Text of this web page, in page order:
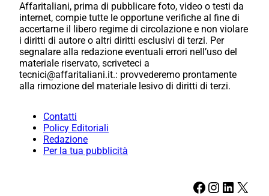
Affaritaliani, prima di pubblicare foto, video o testi da
internet, compie tutte le opportune verifiche al fine di
accertarne il libero regime di circolazione e non violare
i diritti di autore o altri diritti esclusivi di terzi. Per
segnalare alla redazione eventuali errori nell’uso del
materiale riservato, scriveteci a
tecnici@affaritaliani.it.: provvederemo prontamente
alla rimozione del materiale lesivo di diritti di terzi.
Contatti
Policy Editoriali
Redazione
Per la tua pubblicità
Facebook Instagram LinkedIn X